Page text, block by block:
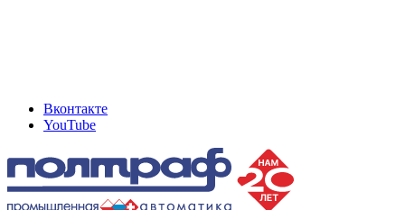
Вконтакте
YouTube